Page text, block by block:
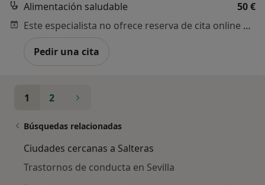
Alimentación saludable
50 €
Este especialista no ofrece reserva de cita online en esta dirección.
Pedir una cita
1 2
Búsquedas relacionadas
Ciudades cercanas a Salteras
Trastornos de conducta en Sevilla